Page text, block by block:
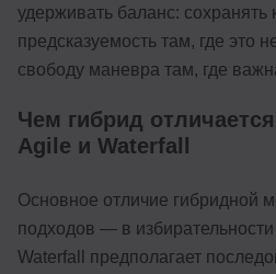
удерживать баланс: сохранять
предсказуемость там, где это
свободу маневра там, где
Чем гибрид
Agile и Waterfall
Основное отличие гибридной
подходов — в
Waterfall предполагает